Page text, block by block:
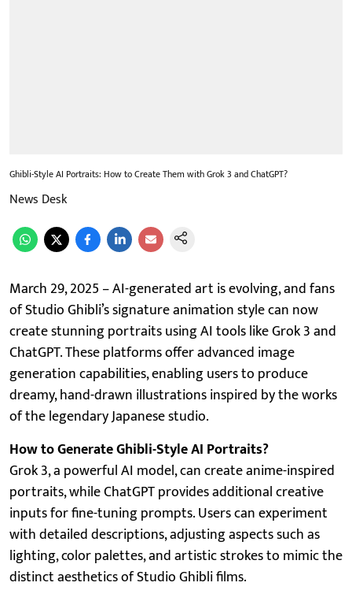
Ghibli-Style AI Portraits: How to Create Them with Grok 3 and ChatGPT?
News Desk
March 29, 2025 – AI-generated art is evolving, and fans
of Studio Ghibli’s signature animation style can now
create stunning portraits using AI tools like Grok 3 and
ChatGPT. These platforms offer advanced image
generation capabilities, enabling users to produce
dreamy, hand-drawn illustrations inspired by the works
of the legendary Japanese studio.
How to Generate Ghibli-Style AI Portraits?
Grok 3, a powerful AI model, can create anime-inspired
portraits, while ChatGPT provides additional creative
inputs for fine-tuning prompts. Users can experiment
with detailed descriptions, adjusting aspects such as
lighting, color palettes, and artistic strokes to mimic the
distinct aesthetics of Studio Ghibli films.